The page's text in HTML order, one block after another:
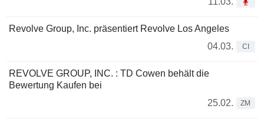
Revolve Group, Inc. präsentiert Revolve Los Angeles
04.03.
CI
REVOLVE GROUP, INC. : TD Cowen behält die
Bewertung Kaufen bei
25.02.
ZM